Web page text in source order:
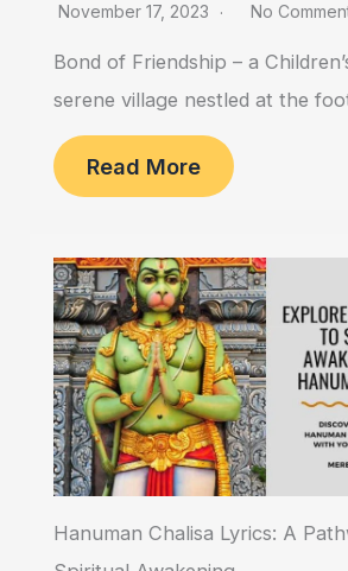
November 17, 2023 No
Bond of Friendship – a
serene village nestled at the
Read More
Hanuman Chalisa Lyrics: A